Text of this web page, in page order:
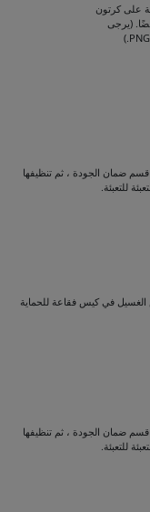
على كرتون
(يرجى
ضمان الجودة ، ثم تنظيفها
للتعبئة.
الغسيل في كيس فقاعة للحماية
ضمان الجودة ، ثم تنظيفها
للتعبئة.